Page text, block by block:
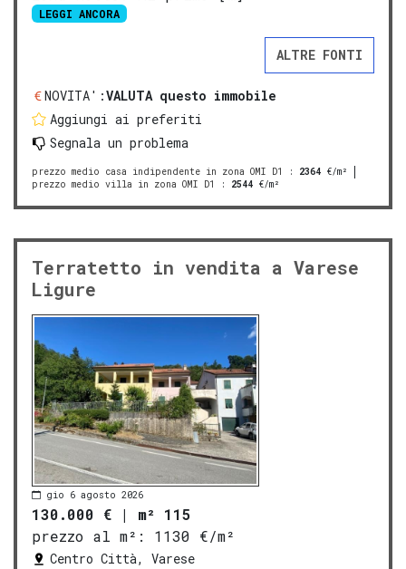
LEGGI ANCORA
ALTRE FONTI
NOVITA':VALUTA questo immobile
Aggiungi ai preferiti
Segnala un problema
prezzo medio casa indipendente in zona OMI D1 : 2364 €/m²
prezzo medio villa in zona OMI D1
: 2544 €/m²
Terratetto in vendita a Varese
Ligure
gio 6 agosto 2026
130.000 € | m² 115
prezzo al m²:
1130 €/m²
Centro Città, Varese